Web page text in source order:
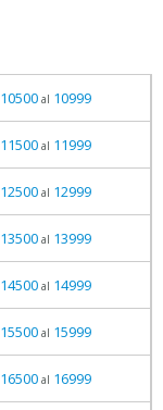
10500al 10999
11500al 11999
12500al 12999
13500al 13999
14500al 14999
15500al 15999
16500al 16999